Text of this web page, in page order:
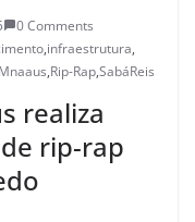
0 Comments
,infraestrutura,
,Rip-Rap,SabáReis
realiza
rip-rap